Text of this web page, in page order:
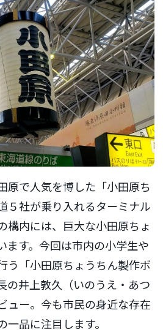
原で人気を博した「小田原ち
５社が乗り入れるターミナル
構内には、巨大な小田原ちょ
ます。今回は市内の小学生や
う「小田原ちょうちん製作ボ
の井上敦久（いのうえ・あつ
ュー。今も市民の身近な存在
品に注目します。